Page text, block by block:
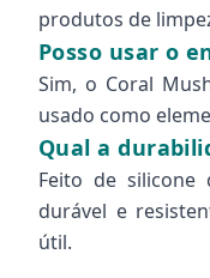
produtos de
Posso usar o
Sim, o Coral
usado como
Qual a
Feito de
durável e
útil.